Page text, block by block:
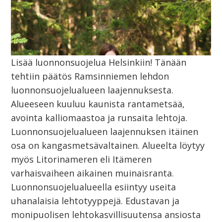
Lisää luonnonsuojelua Helsinkiin! Tänään
tehtiin päätös Ramsinniemen lehdon
luonnonsuojelualueen laajennuksesta.
Alueeseen kuuluu kaunista rantametsää,
avointa kalliomaastoa ja runsaita lehtoja.
Luonnonsuojelualueen laajennuksen itäinen
osa on kangasmetsävaltainen. Alueelta löytyy
myös Litorinameren eli Itämeren
varhaisvaiheen aikainen muinaisranta.
Luonnonsuojelualueella esiintyy useita
uhanalaisia lehtotyyppejä. Edustavan ja
monipuolisen lehtokasvillisuutensa ansiosta